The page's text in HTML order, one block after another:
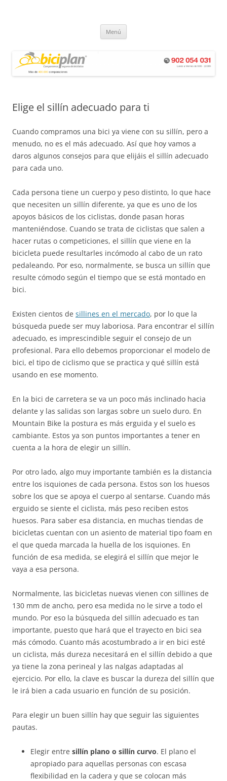
Menú
Elige el sillín adecuado para ti
Cuando compramos una bici ya viene con su sillín, pero a
menudo, no es el más adecuado. Así que hoy vamos a
daros algunos consejos para que elijáis el sillín adecuado
para cada uno.
Cada persona tiene un cuerpo y peso distinto, lo que hace
que necesiten un sillín diferente, ya que es uno de los
apoyos básicos de los ciclistas, donde pasan horas
manteniéndose. Cuando se trata de ciclistas que salen a
hacer rutas o competiciones, el sillín que viene en la
bicicleta puede resultarles incómodo al cabo de un rato
pedaleando. Por eso, normalmente, se busca un sillín que
resulte cómodo según el tiempo que se está montado en
bici.
Existen cientos de sillines en el mercado, por lo que la
búsqueda puede ser muy laboriosa. Para encontrar el sillín
adecuado, es imprescindible seguir el consejo de un
profesional. Para ello debemos proporcionar el modelo de
bici, el tipo de ciclismo que se practica y qué sillín está
usando en ese momento.
En la bici de carretera se va un poco más inclinado hacia
delante y las salidas son largas sobre un suelo duro. En
Mountain Bike la postura es más erguida y el suelo es
cambiante. Estos ya son puntos importantes a tener en
cuenta a la hora de elegir un sillín.
Por otro lado, algo muy importante también es la distancia
entre los isquiones de cada persona. Estos son los huesos
sobre los que se apoya el cuerpo al sentarse. Cuando más
erguido se siente el ciclista, más peso reciben estos
huesos. Para saber esa distancia, en muchas tiendas de
bicicletas cuentan con un asiento de material tipo foam en
el que queda marcada la huella de los isquiones. En
función de esa medida, se elegirá el sillín que mejor le
vaya a esa persona.
Normalmente, las bicicletas nuevas vienen con sillines de
130 mm de ancho, pero esa medida no le sirve a todo el
mundo. Por eso la búsqueda del sillín adecuado es tan
importante, puesto que hará que el trayecto en bici sea
más cómodo. Cuanto más acostumbrado a ir en bici esté
un ciclista, más dureza necesitará en el sillín debido a que
ya tiene la zona perineal y las nalgas adaptadas al
ejercicio. Por ello, la clave es buscar la dureza del sillín que
le irá bien a cada usuario en función de su posición.
Para elegir un buen sillín hay que seguir las siguientes
pautas.
Elegir entre sillín plano o sillín curvo. El plano el
apropiado para aquellas personas con escasa
flexibilidad en la cadera y que se colocan más